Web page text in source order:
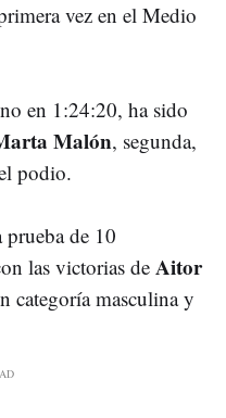
vez en el Medio
en 1:24:20, ha sido
Malón, segunda,
podio.
de 10
las victorias deAitor
categoría masculina y